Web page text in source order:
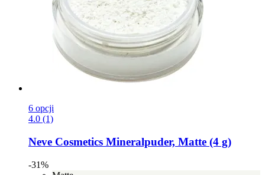
6 opcji
4.0 (1)
Neve Cosmetics Mineralpuder, Matte (4 g)
-31%